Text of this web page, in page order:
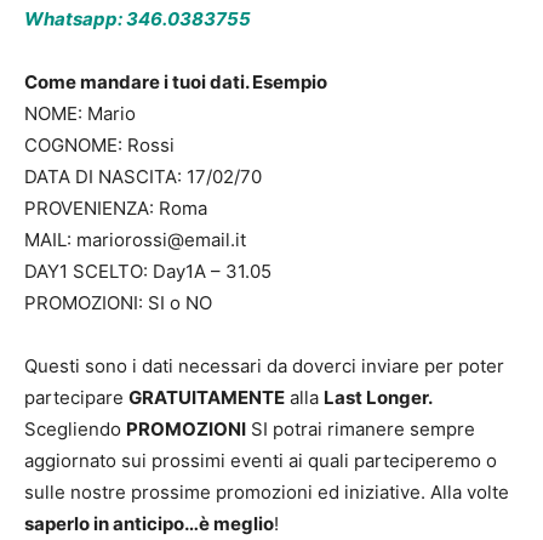
Whatsapp: 346.0383755
Come mandare i tuoi dati. Esempio
NOME: Mario
COGNOME: Rossi
DATA DI NASCITA: 17/02/70
PROVENIENZA: Roma
MAIL: mariorossi@email.it
DAY1 SCELTO: Day1A – 31.05
PROMOZIONI: SI o NO
Questi sono i dati necessari da doverci inviare per poter
partecipare GRATUITAMENTE alla Last Longer.
Scegliendo PROMOZIONI SI potrai rimanere sempre
aggiornato sui prossimi eventi ai quali parteciperemo o
sulle nostre prossime promozioni ed iniziative. Alla volte
saperlo in anticipo…è meglio!